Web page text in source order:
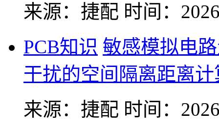
来源：捷配 时间：
PCB知识 敏感模拟电
干扰的空间隔离距离计
来源：捷配 时间：